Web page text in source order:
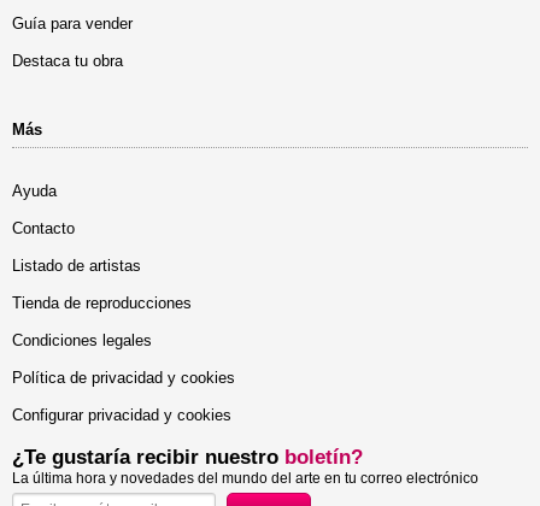
Guía para vender
Destaca tu obra
Más
Ayuda
Contacto
Listado de artistas
Tienda de reproducciones
Condiciones legales
Política de privacidad y cookies
Configurar privacidad y cookies
¿Te gustaría recibir nuestro boletín?
La última hora y novedades del mundo del arte en tu correo electrónico